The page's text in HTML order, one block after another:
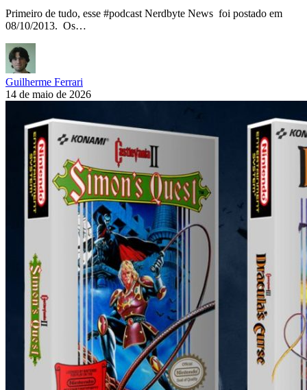
Primeiro de tudo, esse #podcast Nerdbyte News foi postado em
08/10/2013. Os…
Guilherme Ferrari
14 de maio de 2026